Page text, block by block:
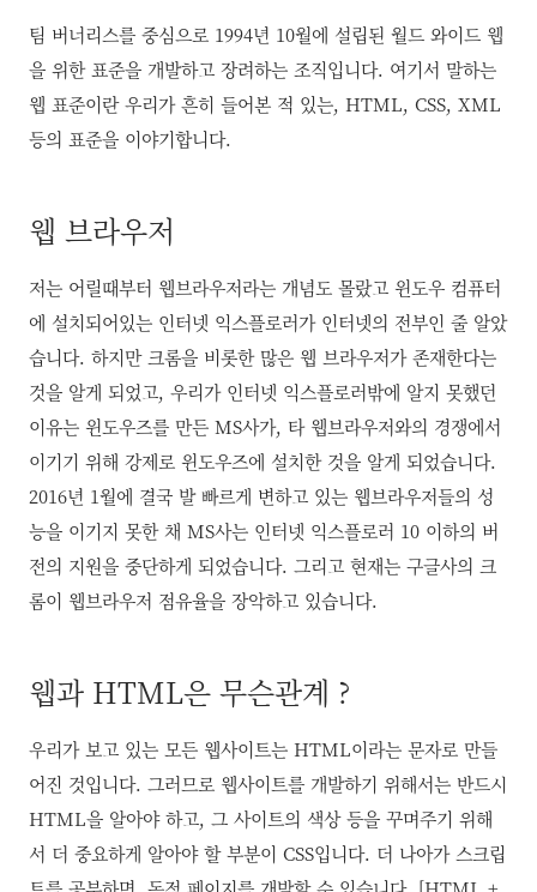
팀 버너리스를 중심으로 1994년 10월에 설립된 월드 와이드 웹
을 위한 표준을 개발하고 장려하는 조직입니다. 여기서 말하는
웹 표준이란 우리가 흔히 들어본 적 있는, HTML, CSS, XML
등의 표준을 이야기합니다.
웹 브라우저
저는 어릴때부터 웹브라우저라는 개념도 몰랐고 윈도우 컴퓨터
에 설치되어있는 인터넷 익스플로러가 인터넷의 전부인 줄 알았
습니다. 하지만 크롬을 비롯한 많은 웹 브라우저가 존재한다는
것을 알게 되었고, 우리가 인터넷 익스플로러밖에 알지 못했던
이유는 윈도우즈를 만든 MS사가, 타 웹브라우저와의 경쟁에서
이기기 위해 강제로 윈도우즈에 설치한 것을 알게 되었습니다.
2016년 1월에 결국 발 빠르게 변하고 있는 웹브라우저들의 성
능을 이기지 못한 채 MS사는 인터넷 익스플로러 10 이하의 버
전의 지원을 중단하게 되었습니다. 그리고 현재는 구글사의 크
롬이 웹브라우저 점유율을 장악하고 있습니다.
웹과 HTML은 무슨관계 ?
우리가 보고 있는 모든 웹사이트는 HTML이라는 문자로 만들
어진 것입니다. 그러므로 웹사이트를 개발하기 위해서는 반드시
HTML을 알아야 하고, 그 사이트의 색상 등을 꾸며주기 위해
서 더 중요하게 알아야 할 부분이 CSS입니다. 더 나아가 스크립